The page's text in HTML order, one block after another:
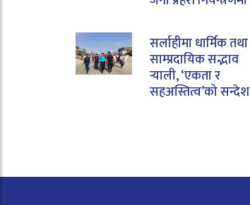
सर्लाहीमा धार्मिक तथा
साम्प्रदायिक सद्भाव
र्‍याली, ‘एकता र
सहअस्तित्व’को सन्देश